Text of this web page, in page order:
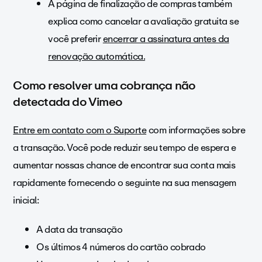
A página de finalização de compras também
explica como cancelar a avaliação gratuita se
você preferirencerrar a assinatura antes da
renovação automática.
Como resolver uma cobrança não
detectada do Vimeo
Entre em contato com o Suportecom informações sobre
a transação. Você pode reduzir seu tempo de espera e
aumentar nossas chance de encontrar sua conta mais
rapidamente fornecendo o seguinte na sua mensagem
inicial:
A data da transação
Os últimos 4 números do cartão cobrado